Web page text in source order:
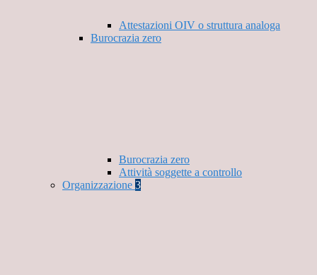
Attestazioni OIV o struttura analoga
Burocrazia zero
Burocrazia zero
Attività soggette a controllo
Organizzazione 3